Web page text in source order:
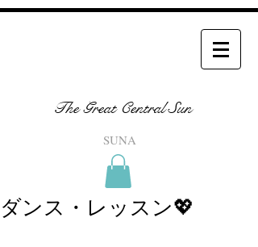
The Great Central Sun
SUNA
ダンス・レッスン💖